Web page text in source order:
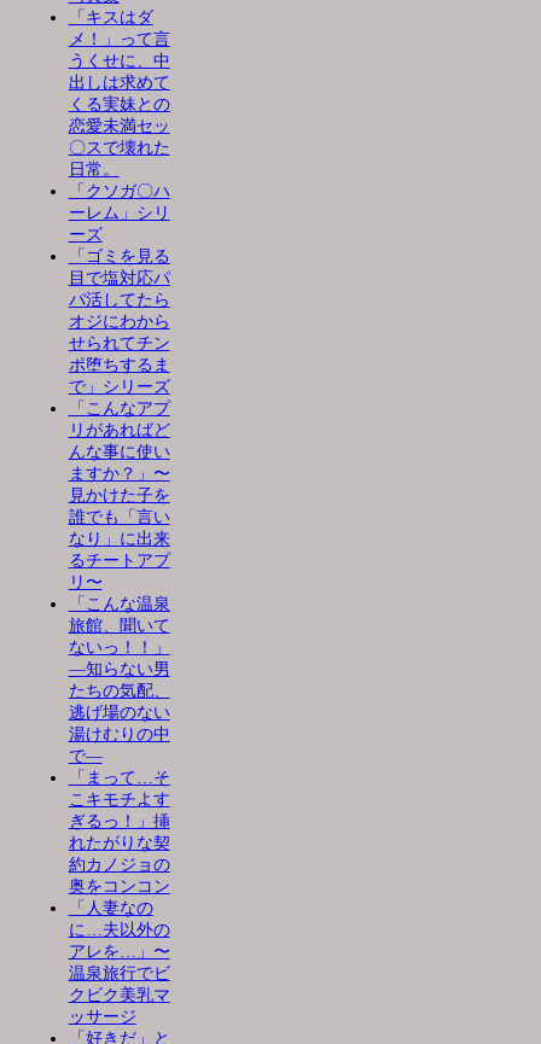
「キスはダ
メ！」って言
うくせに、中
出しは求めて
くる実妹との
恋愛未満セッ
〇スで壊れた
日常。
「クソガ〇ハ
ーレム」シリ
ーズ
「ゴミを見る
目で塩対応パ
パ活してたら
オジにわから
せられてチン
ポ堕ちするま
で」シリーズ
「こんなアプ
リがあればど
んな事に使い
ますか？」〜
見かけた子を
誰でも「言い
なり」に出来
るチートアプ
リ〜
「こんな温泉
旅館、聞いて
ないっ！！」
―知らない男
たちの気配、
逃げ場のない
湯けむりの中
で―
「まって…そ
こキモチよす
ぎるっ！」挿
れたがりな契
約カノジョの
奥をコンコン
「人妻なの
に…夫以外の
アレを…」〜
温泉旅行でビ
クビク美乳マ
ッサージ
「好きだ」と